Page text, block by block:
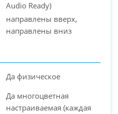
Audio Ready)
направлены вверх,
направлены вниз
Да физическое
Да многоцветная
настраиваемая (каждая